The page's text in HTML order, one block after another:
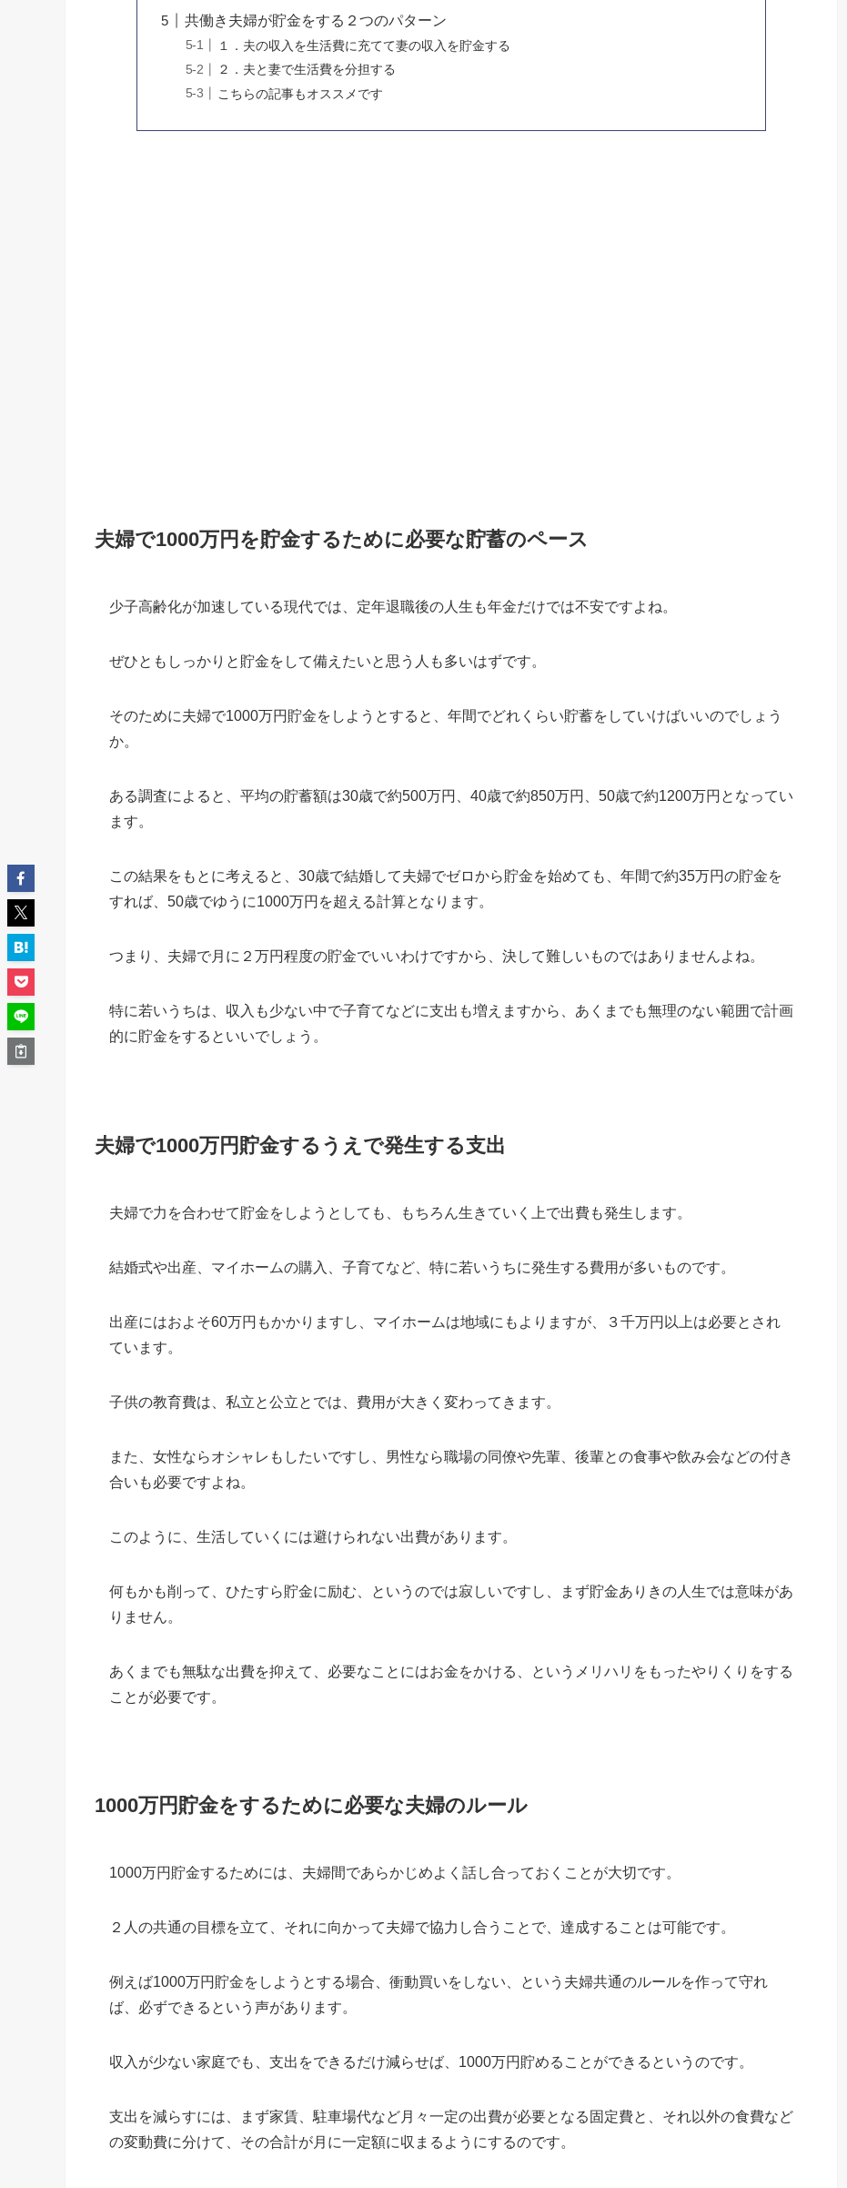
共働き夫婦が貯金をする２つのパターン
１．夫の収入を生活費に充てて妻の収入を貯金する
２．夫と妻で生活費を分担する
こちらの記事もオススメです
夫婦で1000万円を貯金するために必要な貯蓄のペース
少子高齢化が加速している現代では、定年退職後の人生も年金だけでは不安ですよね。
ぜひともしっかりと貯金をして備えたいと思う人も多いはずです。
そのために夫婦で1000万円貯金をしようとすると、年間でどれくらい貯蓄をしていけばいいのでしょう
か。
ある調査によると、平均の貯蓄額は30歳で約500万円、40歳で約850万円、50歳で約1200万円となってい
ます。
この結果をもとに考えると、30歳で結婚して夫婦でゼロから貯金を始めても、年間で約35万円の貯金を
すれば、50歳でゆうに1000万円を超える計算となります。
つまり、夫婦で月に２万円程度の貯金でいいわけですから、決して難しいものではありませんよね。
特に若いうちは、収入も少ない中で子育てなどに支出も増えますから、あくまでも無理のない範囲で計画
的に貯金をするといいでしょう。
夫婦で1000万円貯金するうえで発生する支出
夫婦で力を合わせて貯金をしようとしても、もちろん生きていく上で出費も発生します。
結婚式や出産、マイホームの購入、子育てなど、特に若いうちに発生する費用が多いものです。
出産にはおよそ60万円もかかりますし、マイホームは地域にもよりますが、３千万円以上は必要とされ
ています。
子供の教育費は、私立と公立とでは、費用が大きく変わってきます。
また、女性ならオシャレもしたいですし、男性なら職場の同僚や先輩、後輩との食事や飲み会などの付き
合いも必要ですよね。
このように、生活していくには避けられない出費があります。
何もかも削って、ひたすら貯金に励む、というのでは寂しいですし、まず貯金ありきの人生では意味があ
りません。
あくまでも無駄な出費を抑えて、必要なことにはお金をかける、というメリハリをもったやりくりをする
ことが必要です。
1000万円貯金をするために必要な夫婦のルール
1000万円貯金するためには、夫婦間であらかじめよく話し合っておくことが大切です。
２人の共通の目標を立て、それに向かって夫婦で協力し合うことで、達成することは可能です。
例えば1000万円貯金をしようとする場合、衝動買いをしない、という夫婦共通のルールを作って守れ
ば、必ずできるという声があります。
収入が少ない家庭でも、支出をできるだけ減らせば、1000万円貯めることができるというのです。
支出を減らすには、まず家賃、駐車場代など月々一定の出費が必要となる固定費と、それ以外の食費など
の変動費に分けて、その合計が月に一定額に収まるようにするのです。